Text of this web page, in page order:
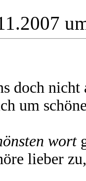
doch nicht
um
wort
lieber